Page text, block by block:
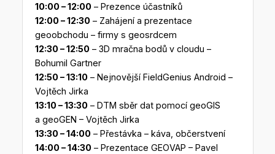
10:00 – 12:00– Prezence účastníků
12:00 – 12:30– Zahájení a prezentace
geoobchodu – firmy s geosrdcem
12:30 – 12:50– 3D mračna bodů v cloudu –
Bohumil Gartner
12:50 – 13:10– Nejnovější FieldGenius Android –
Vojtěch Jirka
13:10 – 13:30– DTM sběr dat pomocí geoGIS
a geoGEN – Vojtěch Jirka
13:30 – 14:00– Přestávka – káva, občerstvení
14:00 – 14:30– Prezentace GEOVAP – Pavel